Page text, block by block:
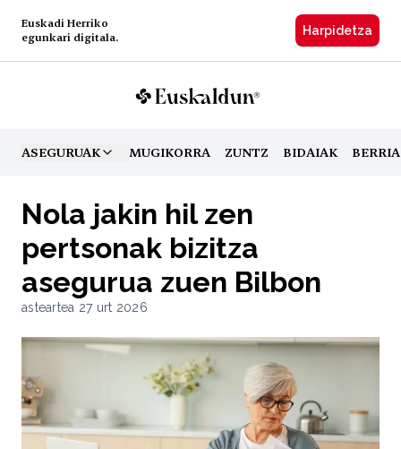
Euskadi Herriko
egunkari digitala.
Harpidetzа
ASEGURUAK
TOGGLE MENU MUGIKORRA ZUNTZ BIDAIAK
Nola jakin hil zen
pertsonak bizitza
asegurua zuen Bilbon
asteartea 27 urt 2026